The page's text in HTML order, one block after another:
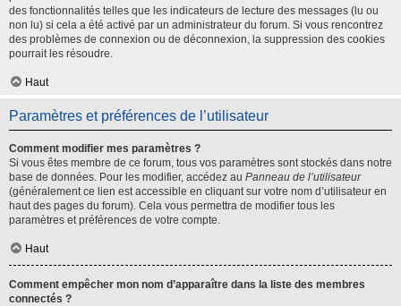
des fonctionnalités telles que les indicateurs de lecture des messages (lu ou
non lu) si cela a été activé par un administrateur du forum. Si vous rencontrez
des problèmes de connexion ou de déconnexion, la suppression des cookies
pourrait les résoudre.
Haut
Paramètres et préférences de l’utilisateur
Comment modifier mes paramètres ?
Si vous êtes membre de ce forum, tous vos paramètres sont stockés dans notre
base de données. Pour les modifier, accédez au Panneau de l’utilisateur
(généralement ce lien est accessible en cliquant sur votre nom d’utilisateur en
haut des pages du forum). Cela vous permettra de modifier tous les
paramètres et préférences de votre compte.
Haut
Comment empêcher mon nom d’apparaître dans la liste des membres
connectés ?